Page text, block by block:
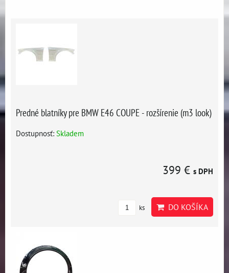
Predné blatníky pre BMW E46 COUPE - rozšírenie (m3 look)
Dostupnosť: Skladem
399 € s DPH
ks DO KOŠÍKA